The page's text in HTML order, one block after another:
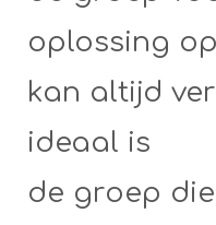
oplossing
kan altijd
ideaal is
de groep